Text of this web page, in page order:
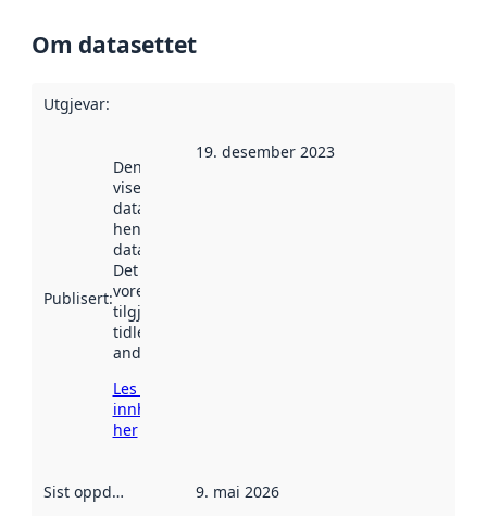
Om datasettet
Utgjevar:
Publisert:
Denne datoen
viser når
datasettet vart
henta inn av
data.norge.no.
Det kan ha
vore
tilgjengeleg
tidlegare
andre stader.
Les meir om
innhenting
her
19. desember 2023
Sist oppdatert 9. mai 2026